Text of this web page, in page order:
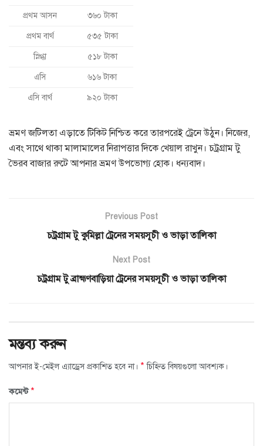
প্রথম আসন ৩৬০ টাকা
প্রথম বার্থ ৫৩৫ টাকা
স্নিগ্ধা ৫১৮ টাকা
এসি ৬১৬ টাকা
এসি বার্থ ৯২০ টাকা
ভ্রমণ জটিলতা এড়াতে টিকিট নিশ্চিত করে তারপরেই ট্রেনে উঠুন। নিজের,
এবং সাথে থাকা মালামালের নিরাপত্তার দিকে খেয়াল রাখুন। চট্রগ্রাম টু
ভৈরব বাজার রুটে আপনার ভ্রমণ উপভোগ্য হোক। ধন্যবাদ।
Previous Post
চট্রগ্রাম টু কুমিল্লা ট্রেনের সময়সূচী ও ভাড়া তালিকা
Next Post
চট্রগ্রাম টু ব্রাহ্মণবাড়িয়া ট্রেনের সময়সূচী ও ভাড়া তালিকা
মন্তব্য করুন
আপনার ই-মেইল এ্যাড্রেস প্রকাশিত হবে না। * চিহ্নিত বিষয়গুলো আবশ্যক।
কমেন্ট*